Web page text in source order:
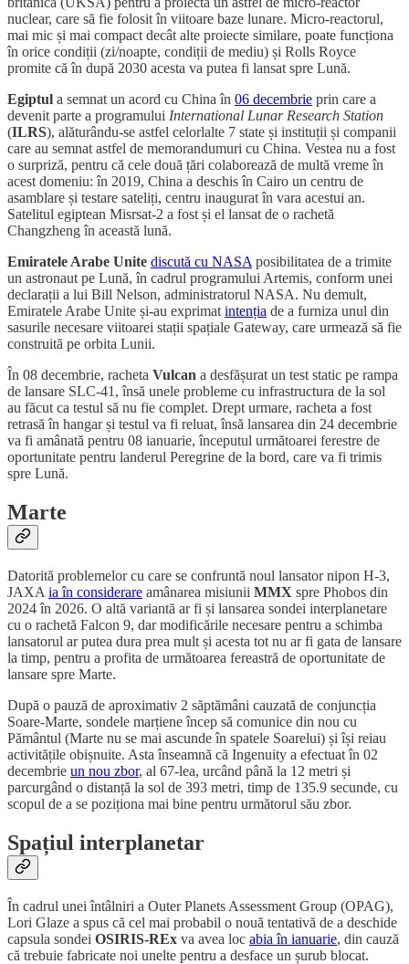
nuclear, care să fie folosit în viitoare baze lunare. Micro-reactorul,
mai mic și mai compact decât alte proiecte similare, poate funcționa
în orice condiții (zi/noapte, condiții de mediu) și Rolls Royce
promite că în după 2030 acesta va putea fi lansat spre Lună.
Egiptul a semnat un acord cu China în 06 decembrie prin care a
devenit parte a programului International Lunar Research Station
(ILRS), alăturându-se astfel celorlalte 7 state și instituții și companii
care au semnat astfel de memorandumuri cu China. Vestea nu a fost
o surpriză, pentru că cele două țări colaborează de multă vreme în
acest domeniu: în 2019, China a deschis în Cairo un centru de
asamblare și testare sateliți, centru inaugurat în vara acestui an.
Satelitul egiptean Misrsat-2 a fost și el lansat de o rachetă
Changzheng în această lună.
Emiratele Arabe Unite discută cu NASA posibilitatea de a trimite
un astronaut pe Lună, în cadrul programului Artemis, conform unei
declarații a lui Bill Nelson, administratorul NASA. Nu demult,
Emiratele Arabe Unite și-au exprimat intenția de a furniza unul din
sasurile necesare viitoarei stații spațiale Gateway, care urmează să fie
construită pe orbita Lunii.
În 08 decembrie, racheta Vulcan a desfășurat un test static pe rampa
de lansare SLC-41, însă unele probleme cu infrastructura de la sol
au făcut ca testul să nu fie complet. Drept urmare, racheta a fost
retrasă în hangar și testul va fi reluat, însă lansarea din 24 decembrie
va fi amânată pentru 08 ianuarie, începutul următoarei ferestre de
oportunitate pentru landerul Peregrine de la bord, care va fi trimis
spre Lună.
Marte
Datorită problemelor cu care se confruntă noul lansator nipon H-3,
JAXA ia în considerare amânarea misiunii MMX spre Phobos din
2024 în 2026. O altă variantă ar fi și lansarea sondei interplanetare
cu o rachetă Falcon 9, dar modificările necesare pentru a schimba
lansatorul ar putea dura prea mult și acesta tot nu ar fi gata de lansare
la timp, pentru a profita de următoarea fereastră de oportunitate de
lansare spre Marte.
După o pauză de aproximativ 2 săptămâni cauzată de conjuncția
Soare-Marte, sondele marțiene încep să comunice din nou cu
Pământul (Marte nu se mai ascunde în spatele Soarelui) și își reiau
activitățile obișnuite. Asta înseamnă că Ingenuity a efectuat în 02
decembrie un nou zbor, al 67-lea, urcând până la 12 metri și
parcurgând o distanță la sol de 393 metri, timp de 135.9 secunde, cu
scopul de a se poziționa mai bine pentru următorul său zbor.
Spațiul interplanetar
În cadrul unei întâlniri a Outer Planets Assessment Group (OPAG),
Lori Glaze a spus că cel mai probabil o nouă tentativă de a deschide
capsula sondei OSIRIS-REx va avea loc abia în ianuarie, din cauză
că trebuie fabricate noi unelte pentru a desface un șurub blocat.